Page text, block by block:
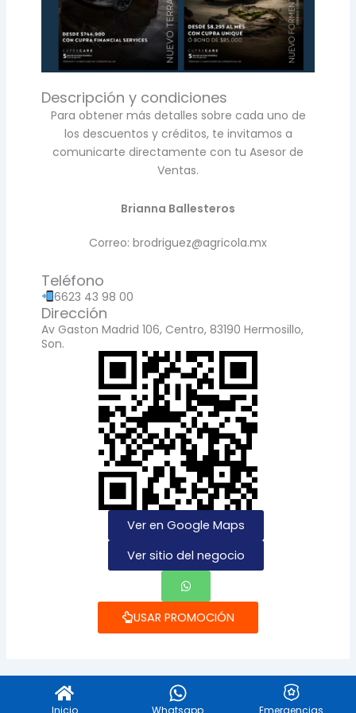
Descripción y condiciones
Para obtener más detalles sobre cada uno de
los descuentos y créditos, te invitamos a
comunicarte directamente con tu Asesor de
Ventas.
Brianna Ballesteros
Correo: brodriguez@agricola.mx
Teléfono
6623 43 98 00
Dirección
Av Gaston Madrid 106, Centro, 83190 Hermosillo,
Son.
Ver en Google Maps
Ver sitio del negocio
USAR PROMOCIÓN
Inicio Whatsapp Emergencias